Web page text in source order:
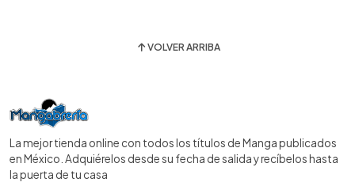
VOLVER ARRIBA
La mejor tienda online con todos los títulos de Manga publicados
en México. Adquiérelos desde su fecha de salida y recíbelos hasta
la puerta de tu casa